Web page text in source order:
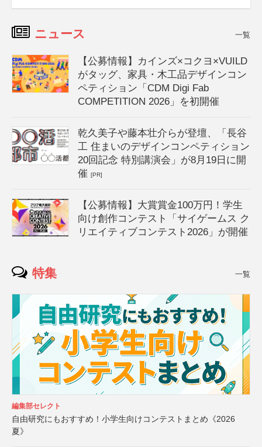
ニュース 一覧
【公募情報】カインズ×コクヨ×VUILD
がタッグ、家具・木工品デザインコン
ペティション「CDM Digi Fab
COMPETITION 2026」を初開催
乾久美子や藤本壮介らが登壇、「長谷
工 住まいのデザインコンペティション
20回記念 特別講演会」が8月19日に開
催[PR]
【公募情報】大賞賞金100万円！学生
向け創作コンテスト「サイゲームス ク
リエイティブコンテスト2026」が開催
特集 一覧
編集部セレクト
自由研究にもおすすめ！小学生向けコンテストまとめ《2026
夏》